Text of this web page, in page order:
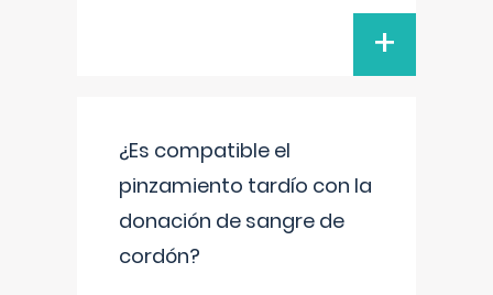
+
¿Es compatible el
pinzamiento tardío con la
donación de sangre de
cordón?